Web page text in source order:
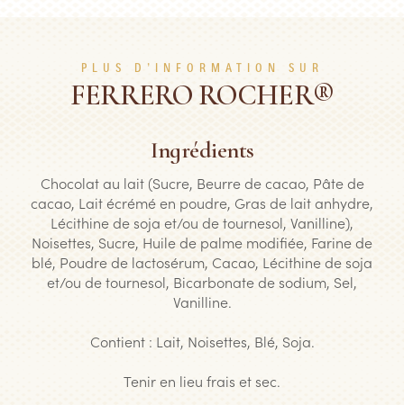
PLUS D’INFORMATION SUR
FERRERO ROCHER®
Ingrédients
Chocolat au lait (Sucre, Beurre de cacao, Pâte de
cacao, Lait écrémé en poudre, Gras de lait anhydre,
Lécithine de soja et/ou de tournesol, Vanilline),
Noisettes, Sucre, Huile de palme modifiée, Farine de
blé, Poudre de lactosérum, Cacao, Lécithine de soja
et/ou de tournesol, Bicarbonate de sodium, Sel,
Vanilline.
Contient : Lait, Noisettes, Blé, Soja.
Tenir en lieu frais et sec.